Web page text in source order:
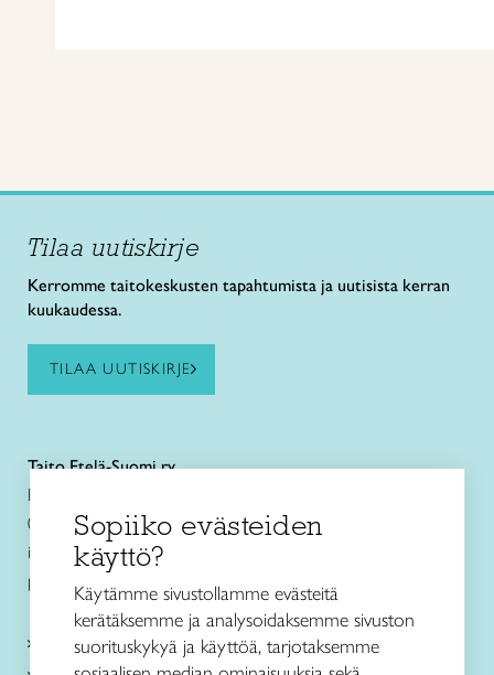
Tilaa uutiskirje
Kerromme taitokeskusten tapahtumista ja uutisista kerran
kuukaudessa.
TILAA UUTISKIRJE
Taito Etelä-Suomi ry
Eteläesplanadi 4
00130 Helsinki
info@taitoetelasuomi.fi
p. 050 3508470
Kurssit ja leirit
Sopiiko evästeiden
käyttö?
Käytämme sivustollamme evästeitä
kerätäksemme ja analysoidaksemme sivuston
suorituskykyä ja käyttöä, tarjotaksemme